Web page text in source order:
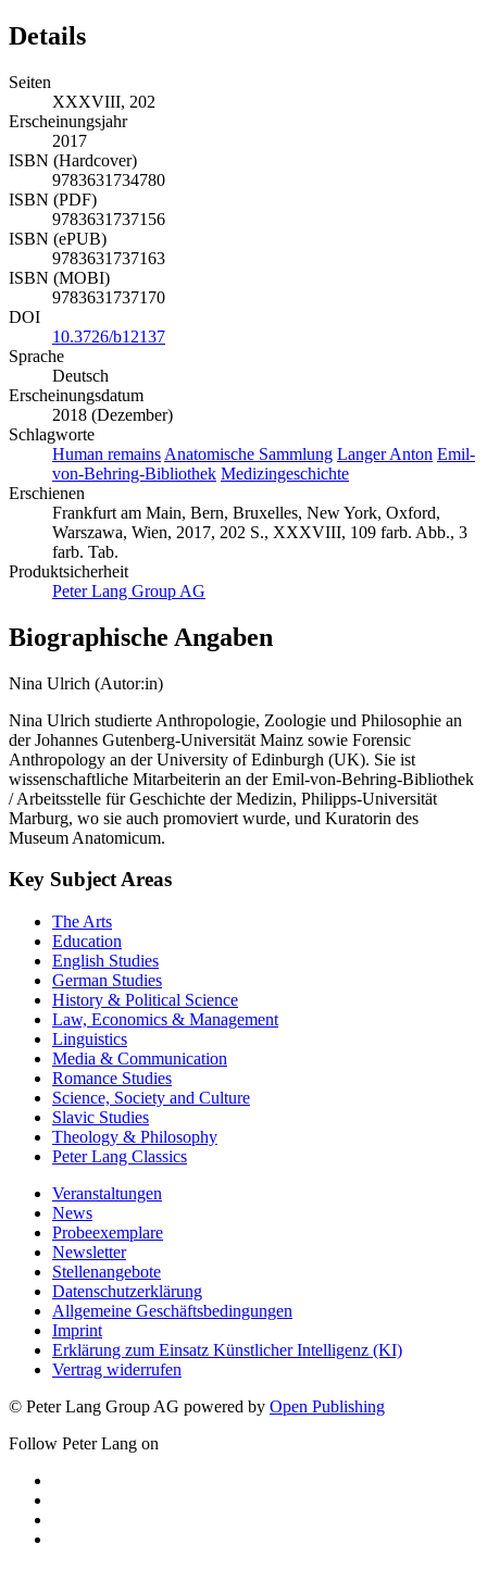
Details
Seiten
XXXVIII, 202
Erscheinungsjahr
2017
ISBN (Hardcover)
9783631734780
ISBN (PDF)
9783631737156
ISBN (ePUB)
9783631737163
ISBN (MOBI)
9783631737170
DOI
10.3726/b12137
Sprache
Deutsch
Erscheinungsdatum
2018 (Dezember)
Schlagworte
Human remains Anatomische Sammlung Langer Anton Emil-
von-Behring-Bibliothek Medizingeschichte
Erschienen
Frankfurt am Main, Bern, Bruxelles, New York, Oxford,
Warszawa, Wien, 2017, 202 S., XXXVIII, 109 farb. Abb., 3
farb. Tab.
Produktsicherheit
Peter Lang Group AG
Biographische Angaben
Nina Ulrich (Autor:in)
Nina Ulrich studierte Anthropologie, Zoologie und Philosophie an
der Johannes Gutenberg-Universität Mainz sowie Forensic
Anthropology an der University of Edinburgh (UK). Sie ist
wissenschaftliche Mitarbeiterin an der Emil-von-Behring-Bibliothek
/ Arbeitsstelle für Geschichte der Medizin, Philipps-Universität
Marburg, wo sie auch promoviert wurde, und Kuratorin des
Museum Anatomicum.
Key Subject Areas
The Arts
Education
English Studies
German Studies
History & Political Science
Law, Economics & Management
Linguistics
Media & Communication
Romance Studies
Science, Society and Culture
Slavic Studies
Theology & Philosophy
Peter Lang Classics
Veranstaltungen
News
Probeexemplare
Newsletter
Stellenangebote
Datenschutzerklärung
Allgemeine Geschäftsbedingungen
Imprint
Erklärung zum Einsatz Künstlicher Intelligenz (KI)
Vertrag widerrufen
© Peter Lang Group AG powered by Open Publishing
Follow Peter Lang on